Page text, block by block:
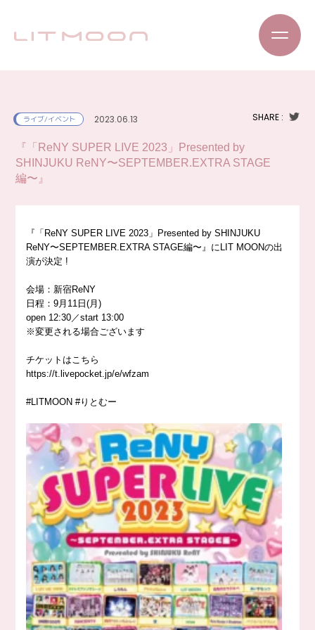
ライブ/イベント 2023.06.13 SHARE :
『「ReNY SUPER LIVE 2023」Presented by
SHINJUKU ReNY〜SEPTEMBER.EXTRA STAGE
編〜』
『「ReNY SUPER LIVE 2023」Presented by SHINJUKU
ReNY〜SEPTEMBER.EXTRA STAGE編〜』にLIT MOONの出
演が決定 !
会場：新宿ReNY
日程：9月11日(月)
open 12:30／start 13:00
※変更される場合ございます
チケットはこちら
https://t.livepocket.jp/e/wfzam
#LITMOON #りとむー